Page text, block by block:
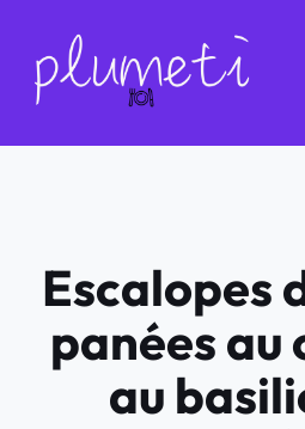
contenu
Escalopes
panées
au